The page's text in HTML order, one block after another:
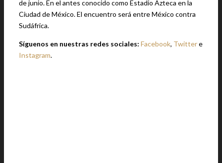
de junio. En el antes conocido como Estadio Azteca en la
Ciudad de México. El encuentro será entre México contra
Sudáfrica.
Síguenos en nuestras redes sociales: Facebook, Twittere
Instagram.